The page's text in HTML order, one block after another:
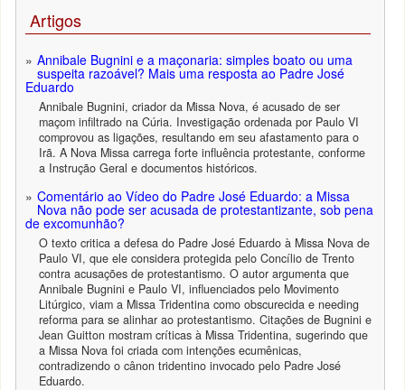
Artigos
Annibale Bugnini e a maçonaria: simples boato ou uma
suspeita razoável? Mais uma resposta ao Padre José
Eduardo
Annibale Bugnini, criador da Missa Nova, é acusado de ser
maçom infiltrado na Cúria. Investigação ordenada por Paulo VI
comprovou as ligações, resultando em seu afastamento para o
Irã. A Nova Missa carrega forte influência protestante, conforme
a Instrução Geral e documentos históricos.
Comentário ao Vídeo do Padre José Eduardo: a Missa
Nova não pode ser acusada de protestantizante, sob pena
de excomunhão?
O texto critica a defesa do Padre José Eduardo à Missa Nova de
Paulo VI, que ele considera protegida pelo Concílio de Trento
contra acusações de protestantismo. O autor argumenta que
Annibale Bugnini e Paulo VI, influenciados pelo Movimento
Litúrgico, viam a Missa Tridentina como obscurecida e needing
reforma para se alinhar ao protestantismo. Citações de Bugnini e
Jean Guitton mostram críticas à Missa Tridentina, sugerindo que
a Missa Nova foi criada com intenções ecumênicas,
contradizendo o cânon tridentino invocado pelo Padre José
Eduardo.